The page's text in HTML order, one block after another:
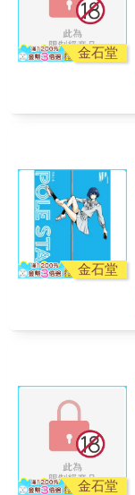
金石堂
金石堂
金石堂